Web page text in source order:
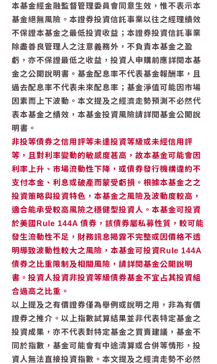
本基金經金融監督管理委員會同意生效，惟不表示本
基金絕無風險。本證券投資信託事業以往之經理績效
不保證本基金之最低投資收益；本證券投資信託事業
除盡善良管理人之注意義務外，不負責本基金之盈
虧，亦不保證最低之收益，投資人申購前應詳閱本基
金之公開說明書。基金配息率不代表基金報酬率，且
過去配息率不代表未來配息率；基金淨值可能因市場
因素而上下波動。本文提及之經濟走勢預測不必然代
表本基金之績效，本基金投資風險請詳閱基金公開說
明書。
非投等債券之信用評等未達投資等級或未經信用評
等，且對利率變動的敏感度甚高，故本基金可能會因
利率上升、市場流動性下降，或債券發行機構違約不
支付本金、利息或破產而蒙受虧損。根據本基金之之
投資策略與投資特色，本基金之風險及波動度較高，
適合能承受較高風險之穩健型投資人。本基金可投資
於美國Rule 144A 債券，該債券屬私募性質，較可能
發生流動性不足，財務訊息揭露不完整或因價格不透
明導致波動性較大之風險，本基金可投資Rule 144A
債券之比重限制及相關風險，請詳閱基金公開說明
書。投資人投資非投資等級債券基金不宜占其投資組
合過高之比重。
以上提及之有價證券僅為舉例或說明之用，非為有價
證券之推介。以上指數試算結果並非代表特定基金之
投資成果，亦不代表對特定基金之買賣建議，基金不
同於指數，基金可能會有中途清算或合併等情形，投
資人無法直接投資指數。本文提及之經濟走勢不必然